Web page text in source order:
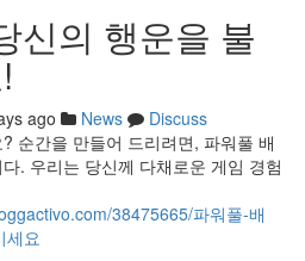
신의 행운을 불
ago News
Discuss
순간을 만들어 드리려면, 파워풀 배
. 우리는 당신께 다채로운 게임 경험
38475665/파워풀-배
세요